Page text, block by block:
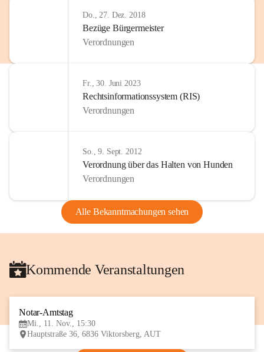
Do., 27. Dez. 2018
Bezüge Bürgermeister
Verordnungen
Fr., 30. Juni 2023
Rechtsinformationssystem (RIS)
Verordnungen
So., 9. Sept. 2012
Verordnung über das Halten von Hunden
Verordnungen
Alle Bekanntmachungen sehen
Kommende Veranstaltungen
Notar-Amtstag
Mi., 11. Nov., 15:30
Hauptstraße 36, 6836 Viktorsberg, AUT